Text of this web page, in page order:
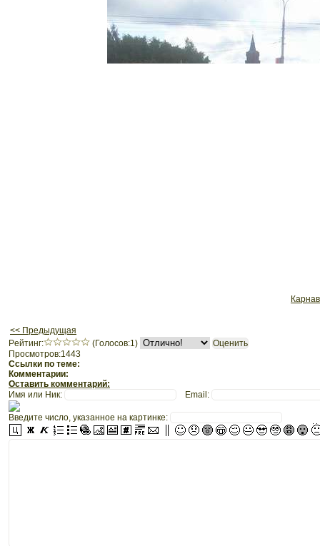
<< Предыдущая
Рeйтинг:
(Голосов:1)
Просмотров:1443
Ссылки по теме:
Комментарии:
Оставить комментарий:
Имя или Ник:
Email:
Введите число, указанное на картинке: